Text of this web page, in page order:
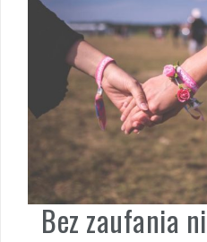
Bez zaufania